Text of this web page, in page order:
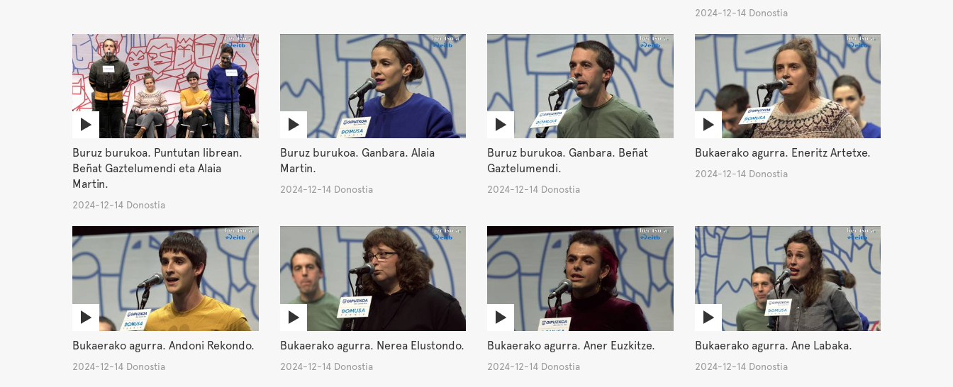
2024-12-14 Donostia
Buruz burukoa. Puntutan librean.
Beñat Gaztelumendi eta Alaia
Martin.
2024-12-14 Donostia
Buruz burukoa. Ganbara. Alaia
Martin.
2024-12-14 Donostia
Buruz burukoa. Ganbara. Beñat
Gaztelumendi.
2024-12-14 Donostia
Bukaerako agurra. Eneritz Artetxe.
2024-12-14 Donostia
Bukaerako agurra. Andoni Rekondo.
2024-12-14 Donostia
Bukaerako agurra. Nerea Elustondo.
2024-12-14 Donostia
Bukaerako agurra. Aner Euzkitze.
2024-12-14 Donostia
Bukaerako agurra. Ane Labaka.
2024-12-14 Donostia